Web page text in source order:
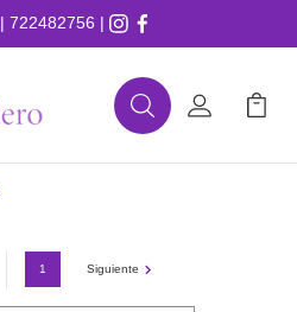
| 722482756 |
BuscarMi Cuenta
Mi
1 Siguiente